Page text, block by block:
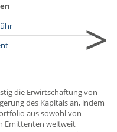
>
die Erwirtschaftung von
des Kapitals an, indem
aus sowohl von
Emittenten weltweit